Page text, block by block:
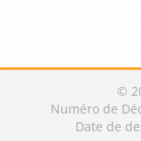
©
Numéro de
Date de